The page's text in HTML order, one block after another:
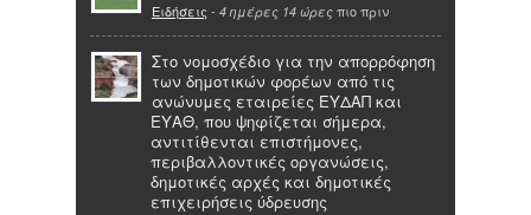
Ειδήσεις - 4 ημέρες 14 ώρες πιο πριν
Στο νομοσχέδιο για την απορρόφηση
των δημοτικών φορέων από τις
ανώνυμες εταιρείες ΕΥΔΑΠ και
ΕΥΑΘ, που ψηφίζεται σήμερα,
αντιτίθενται επιστήμονες,
περιβαλλοντικές οργανώσεις,
δημοτικές αρχές και δημοτικές
επιχειρήσεις ύδρευσης